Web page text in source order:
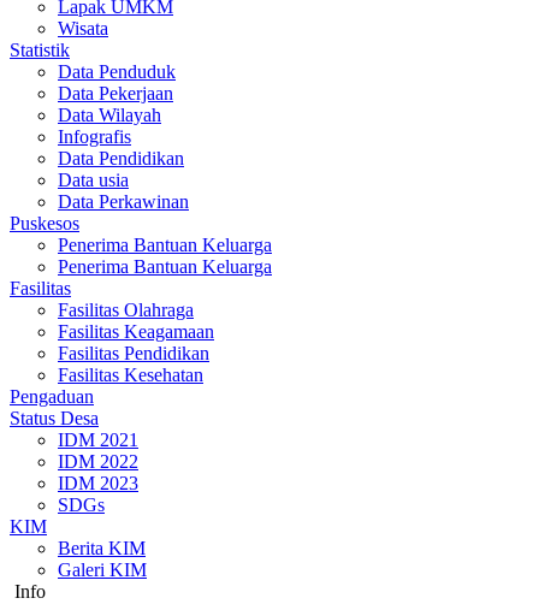
Lapak UMKM
Wisata
Statistik
Data Penduduk
Data Pekerjaan
Data Wilayah
Infografis
Data Pendidikan
Data usia
Data Perkawinan
Puskesos
Penerima Bantuan Keluarga
Penerima Bantuan Keluarga
Fasilitas
Fasilitas Olahraga
Fasilitas Keagamaan
Fasilitas Pendidikan
Fasilitas Kesehatan
Pengaduan
Status Desa
IDM 2021
IDM 2022
IDM 2023
SDGs
KIM
Berita KIM
Galeri KIM
Info